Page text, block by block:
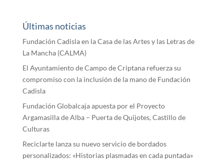
Últimas noticias
Fundación Cadisla en la Casa de las Artes y las Letras de
La Mancha (CALMA)
El Ayuntamiento de Campo de Criptana refuerza su
compromiso con la inclusión de la mano de Fundación
Cadisla
Fundación Globalcaja apuesta por el Proyecto
Argamasilla de Alba – Puerta de Quijotes, Castillo de
Culturas
Reciclarte lanza su nuevo servicio de bordados
personalizados: «Historias plasmadas en cada puntada»